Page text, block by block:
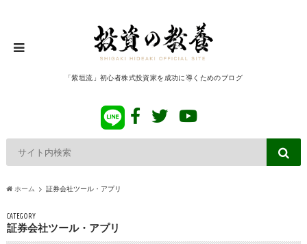
「紫垣流」初心者株式投資家を成功に導くためのブログ
ホーム 証券会社ツール・アプリ
CATEGORY
証券会社ツール・アプリ